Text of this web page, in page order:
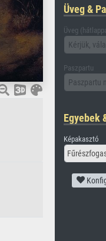
Üveg &
Üveg
Kérjük,
Paszpartu
Paszpartu
Egyebek
Képakasztó